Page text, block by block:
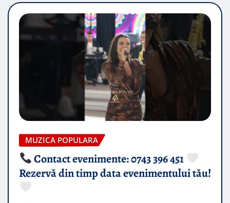
MUZICA POPULARA
Contact evenimente: 0743 396 451
Rezervă din timp data evenimentului tău!